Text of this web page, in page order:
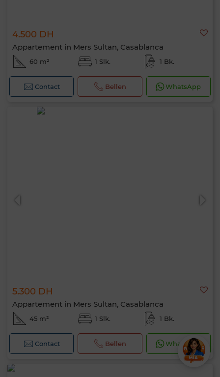
4.500 DH
Appartement in Mers Sultan, Casablanca
60 m² 1 Slk. 1 Bk.
Contact Bellen WhatsApp
5.300 DH
Appartement in Mers Sultan, Casablanca
45 m² 1 Slk. 1 Bk.
Contact Bellen WhatsApp
0 / 500